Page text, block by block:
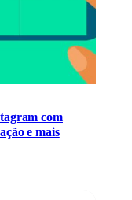
com
e mais